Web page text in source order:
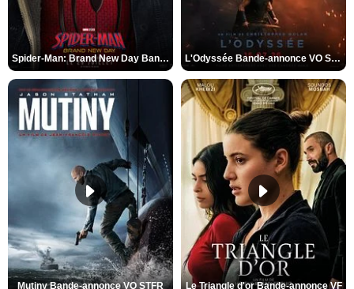
Spider-Man: Brand New Day Bande-annonce VO STFR L'Odyssée Bande-annonce VO STFR
Mutiny Bande-annonce VO STFR Le Triangle d'or Bande-annonce VF